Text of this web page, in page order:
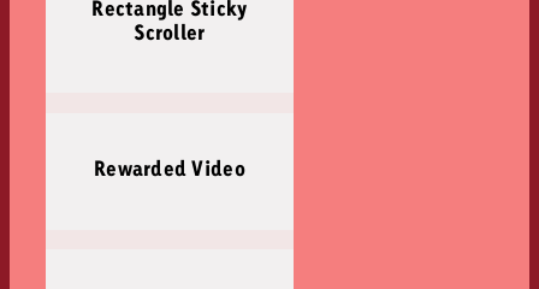
Rectangle Sticky
Scroller
Rewarded Video